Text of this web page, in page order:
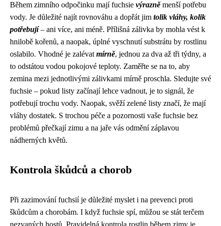
Během zimního odpočinku mají fuchsie výrazněmenší potřebu
vody. Je důležité najít rovnováhu a dopřát jim tolik vláhy, kolik
potřebují– ani více, ani méně. Přílišná zálivka by mohla vést k
hnilobě kořenů, a naopak, úplné vyschnutí substrátu by rostlinu
oslabilo. Vhodné je zalévat mírně, jednou za dva až tři týdny, a
to odstátou vodou pokojové teploty. Zaměřte se na to, aby
zemina mezi jednotlivými zálivkami mírně proschla. Sledujte své
fuchsie – pokud listy začínají lehce vadnout, je to signál, že
potřebují trochu vody. Naopak, svěží zelené listy značí, že mají
vláhy dostatek. S trochou péče a pozornosti vaše fuchsie bez
problémů přečkají zimu a na jaře vás odmění záplavou
nádherných květů.
Kontrola škůdců a chorob
Při zazimování fuchsií je důležité myslet i na prevenci proti
škůdcům a chorobám. I když fuchsie spí, můžou se stát terčem
nezvaných hostů. Pravidelná kontrola rostlin během zimy je